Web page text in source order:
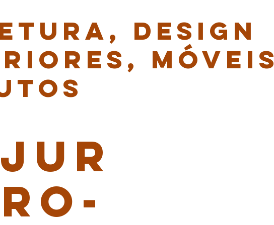
DESIGN
MÓVEIS